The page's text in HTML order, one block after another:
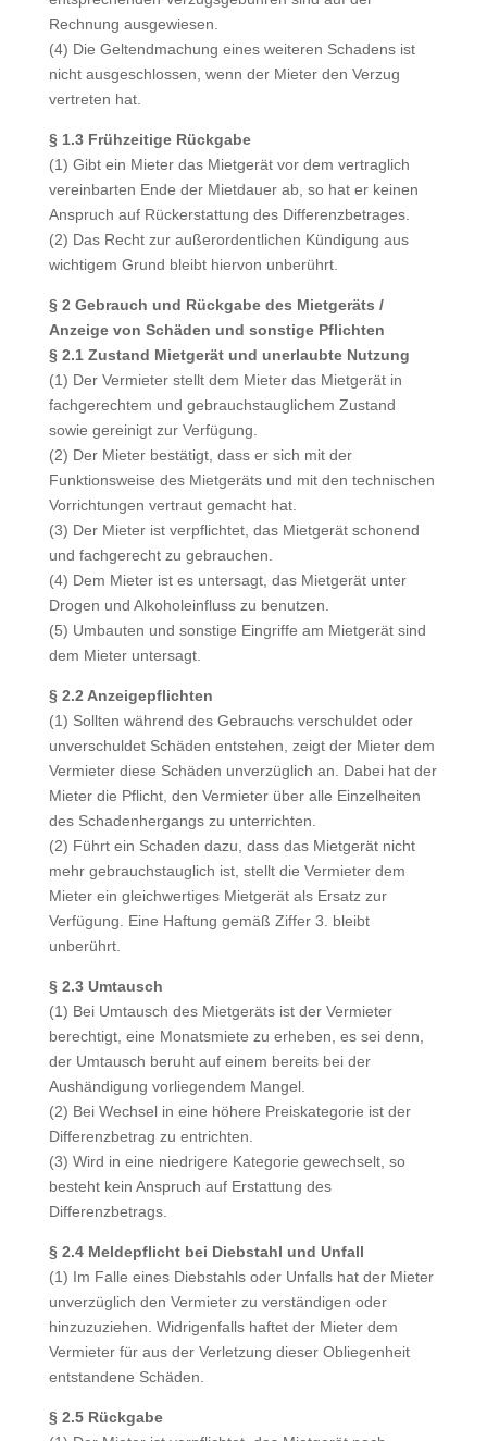
Rechnung ausgewiesen.
(4) Die Geltendmachung eines weiteren Schadens ist
nicht ausgeschlossen, wenn der Mieter den Verzug
vertreten hat.
§ 1.3 Frühzeitige Rückgabe
(1) Gibt ein Mieter das Mietgerät vor dem vertraglich
vereinbarten Ende der Mietdauer ab, so hat er keinen
Anspruch auf Rückerstattung des Differenzbetrages.
(2) Das Recht zur außerordentlichen Kündigung aus
wichtigem Grund bleibt hiervon unberührt.
§ 2 Gebrauch und Rückgabe des Mietgeräts /
Anzeige von Schäden und sonstige Pflichten
§ 2.1 Zustand Mietgerät und unerlaubte Nutzung
(1) Der Vermieter stellt dem Mieter das Mietgerät in
fachgerechtem und gebrauchstauglichem Zustand
sowie gereinigt zur Verfügung.
(2) Der Mieter bestätigt, dass er sich mit der
Funktionsweise des Mietgeräts und mit den technischen
Vorrichtungen vertraut gemacht hat.
(3) Der Mieter ist verpflichtet, das Mietgerät schonend
und fachgerecht zu gebrauchen.
(4) Dem Mieter ist es untersagt, das Mietgerät unter
Drogen und Alkoholeinfluss zu benutzen.
(5) Umbauten und sonstige Eingriffe am Mietgerät sind
dem Mieter untersagt.
§ 2.2 Anzeigepflichten
(1) Sollten während des Gebrauchs verschuldet oder
unverschuldet Schäden entstehen, zeigt der Mieter dem
Vermieter diese Schäden unverzüglich an. Dabei hat der
Mieter die Pflicht, den Vermieter über alle Einzelheiten
des Schadenhergangs zu unterrichten.
(2) Führt ein Schaden dazu, dass das Mietgerät nicht
mehr gebrauchstauglich ist, stellt die Vermieter dem
Mieter ein gleichwertiges Mietgerät als Ersatz zur
Verfügung. Eine Haftung gemäß Ziffer 3. bleibt
unberührt.
§ 2.3 Umtausch
(1) Bei Umtausch des Mietgeräts ist der Vermieter
berechtigt, eine Monatsmiete zu erheben, es sei denn,
der Umtausch beruht auf einem bereits bei der
Aushändigung vorliegendem Mangel.
(2) Bei Wechsel in eine höhere Preiskategorie ist der
Differenzbetrag zu entrichten.
(3) Wird in eine niedrigere Kategorie gewechselt, so
besteht kein Anspruch auf Erstattung des
Differenzbetrags.
§ 2.4 Meldepflicht bei Diebstahl und Unfall
(1) Im Falle eines Diebstahls oder Unfalls hat der Mieter
unverzüglich den Vermieter zu verständigen oder
hinzuzuziehen. Widrigenfalls haftet der Mieter dem
Vermieter für aus der Verletzung dieser Obliegenheit
entstandene Schäden.
§ 2.5 Rückgabe